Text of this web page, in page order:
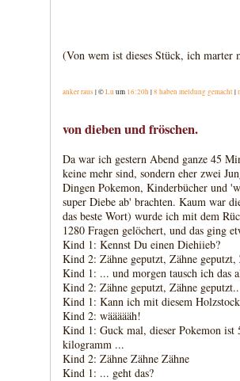
(Von wem ist dieses Stück, ich marter
anker raus | ©Lu um 16:20h |8 haben meldung gemacht|
von dieben und fröschen.
Da war ich gestern Abend ganze 45
keine mehr sind, sondern eher zwei
Dingen Pokemon, Kinderbücher und
super Diebe ab' brachten. Kaum war
das beste Wort) wurde ich mit dem
1280 Fragen gelöchert, und das ging
Kind 1: Kennst Du einen Diehiieb?
Kind 2: Zähne geputzt, Zähne
Kind 1: ... und morgen tausch ich das
Kind 2: Zähne geputzt, Zähne
Kind 1: Kann ich mit diesem
Kind 2: wäääääh!
Kind 1: Guck mal, dieser Pokemon
kilogramm ...
Kind 2: Zähne Zähne Zähne
Kind 1: ... geht das?